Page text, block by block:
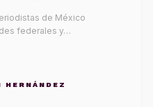
de México
federales y…
HERNÁNDEZ